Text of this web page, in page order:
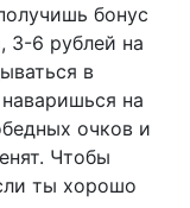
бонус
3-6 рублей на
в
на
очков и
Чтобы
ты хорошо